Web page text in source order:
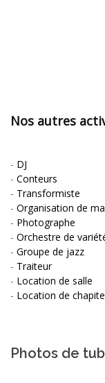
Nos autres
- DJ
- Conteurs
- Transformiste
- Organisation de
- Photographe
- Orchestre de
- Groupe de jazz
- Traiteur
- Location de salle
- Location de
Photos de